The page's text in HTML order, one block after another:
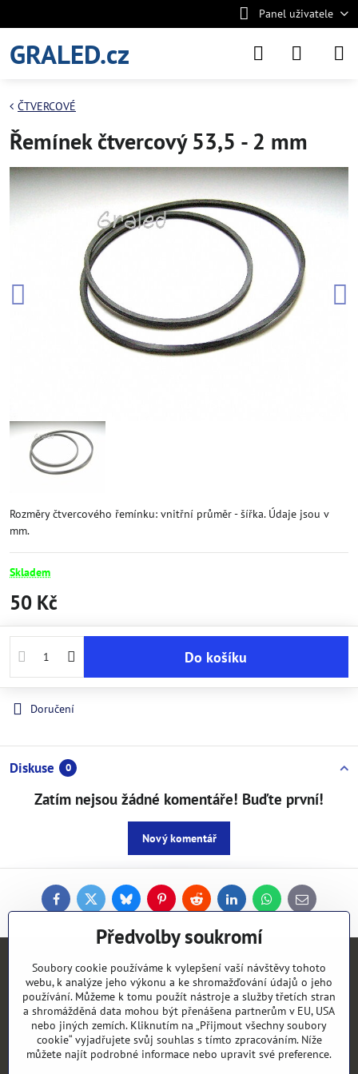
Panel uživatele
GRALED.cz
ČTVERCOVÉ
Řemínek čtvercový 53,5 - 2 mm
Rozměry čtvercového řemínku: vnitřní průměr - šířka. Údaje jsou v
mm.
Skladem
50 Kč
Do košíku
Doručení
Diskuse 0
Zatím nejsou žádné komentáře! Buďte první!
Nový komentář
FacebookTwitterBlueskyPinterestReddit LinkedInWhatsApp
E-
mail
Kontakty
Objednávky
Vše k nákupu
Předvolby soukromí
Soubory cookie používáme k vylepšení vaší návštěvy tohoto
webu, k analýze jeho výkonu a ke shromažďování údajů o jeho
používání. Můžeme k tomu použít nástroje a služby třetích stran
a shromážděná data mohou být přenášena partnerům v EU, USA
nebo jiných zemích. Kliknutím na „Přijmout všechny soubory
cookie“ vyjadřujete svůj souhlas s tímto zpracováním. Níže
můžete najít podrobné informace nebo upravit své preference.